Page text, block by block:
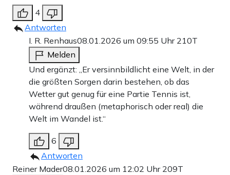
4
Antworten
I. R. Renhaus08.01.2026 um 09:55 Uhr 210T
Melden
Und ergänzt: „Er versinnbildlicht eine Welt, in der
die größten Sorgen darin bestehen, ob das
Wetter gut genug für eine Partie Tennis ist,
während draußen (metaphorisch oder real) die
Welt im Wandel ist.“
6
Antworten
Reiner Mader08.01.2026 um 12:02 Uhr 209T